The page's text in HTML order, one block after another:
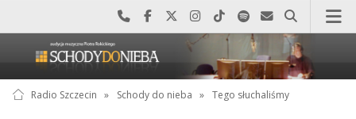
Najlepiej po prostu do nas zadzwoń
Odwiedź nas na Facebook-u
Odwiedź nas na X
Odwiedź nas na Instagram-ie
Odwiedź nas na TikTok-u
Szukaj nas na Spotify
Wyślij do nas
Szukaj
Radio Szczecin » Schody do nieba » Tego słuchaliśmy